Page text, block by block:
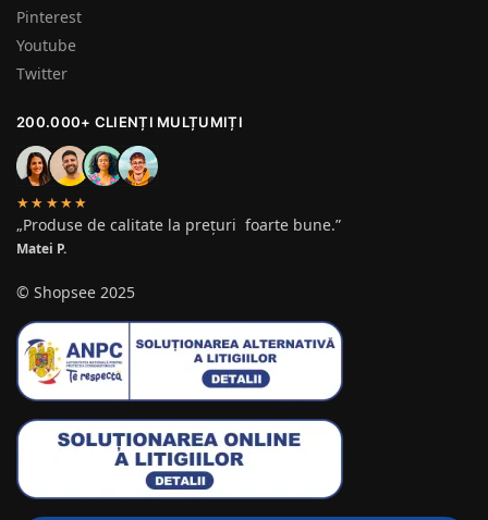
Pinterest
Youtube
Twitter
200.000+ CLIENȚI MULȚUMIȚI
★★★★★
„Produse de calitate la prețuri foarte bune.”
Matei P.
© Shopsee 2025